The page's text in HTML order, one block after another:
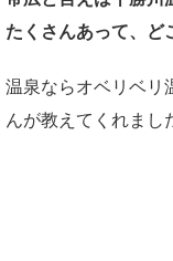
たくさんあって、ど
温泉ならオベリベリ
んが教えてくれまし